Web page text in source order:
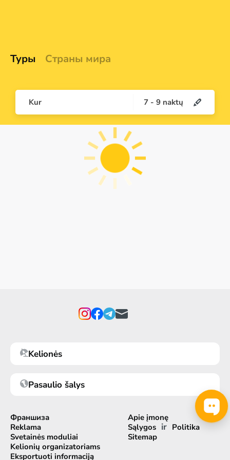
Туры Страны мира
Kur 7 - 9 naktų
Kelionės
Pasaulio šalys
Франшиза
Reklama
Svetainės moduliai
Kelionių organizatoriams
Eksportuoti informaciją
Apie įmonę
Sąlygos ir Politika
Sitemap